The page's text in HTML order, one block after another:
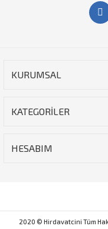
KURUMSAL
KATEGORİLER
HESABIM
2020 © Hirdavatcini Tüm